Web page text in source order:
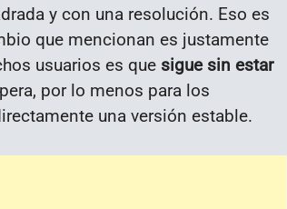
y con una resolución. Eso es
que mencionan es justamente
usuarios es que sigue sin estar
por lo menos para los
una versión estable.